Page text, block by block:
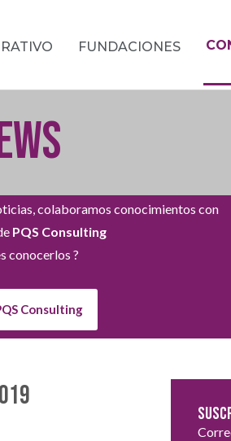
FUNDACIONES
colaboramos conocimientos con
PQS Consulting
conocerlos ?
Consulting